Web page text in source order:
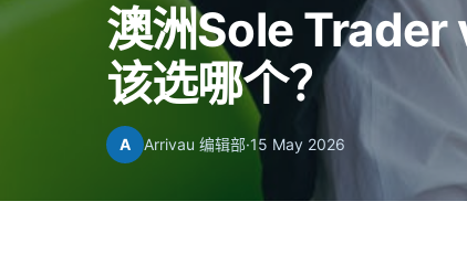
澳洲Sole Trader
该选哪个？
A Arrivau 编辑部·15 May 2026